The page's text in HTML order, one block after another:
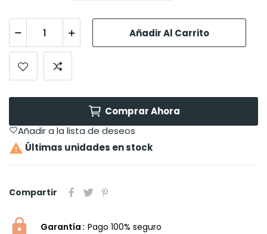
Añadir Al Carrito
Comprar Ahora
Añadir a la lista de deseos
 Últimas unidades en stock
Compartir
Garantía Pago 100% seguro